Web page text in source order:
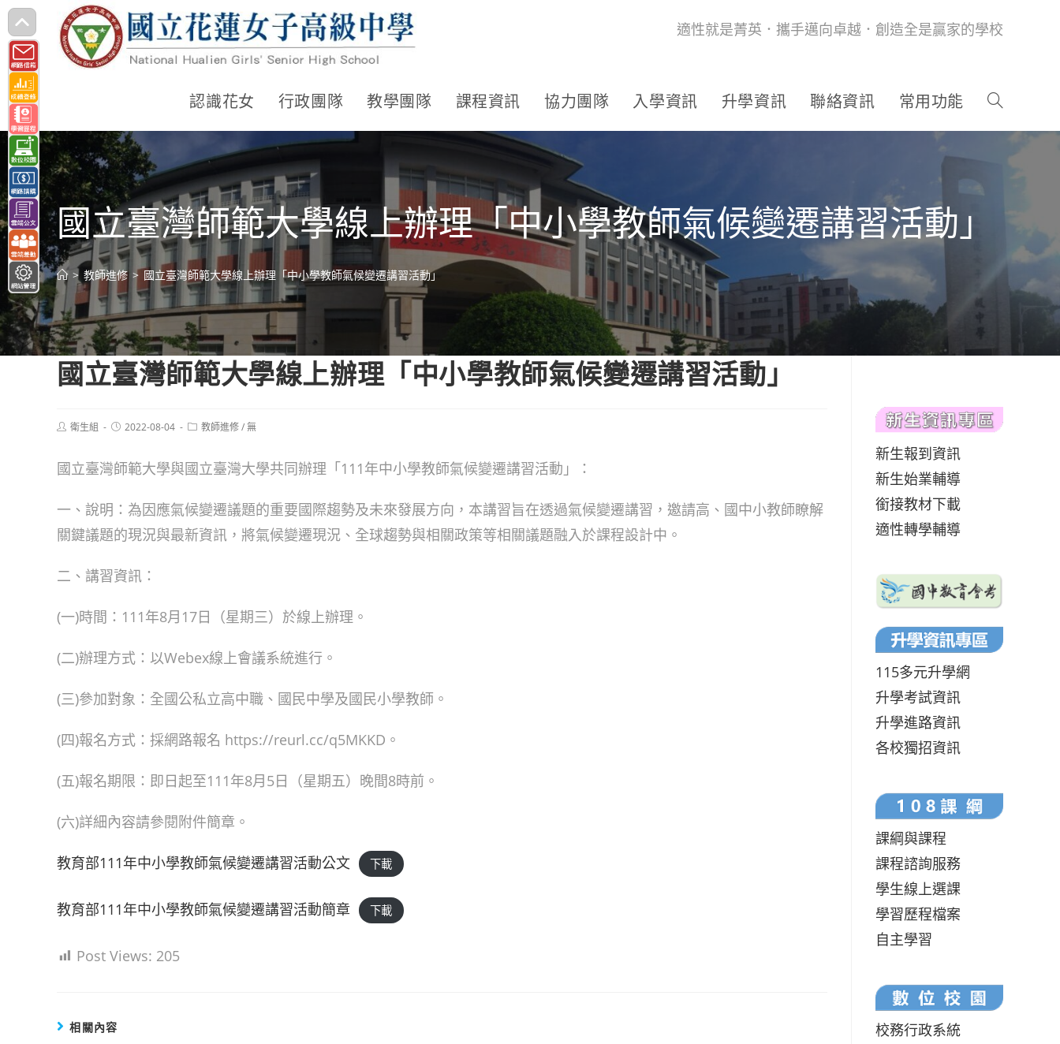
跳
轉
至
主
要
內
容
適性就是菁英．攜手邁向卓越．創造全是贏家的學校
認識花女 行政團隊 教學團隊 課程資訊 協力團隊 入學資訊 升學資訊 聯絡資訊 常用功能
國立臺灣師範大學線上辦理「中小學教師氣候變遷講習活動」
> 教師進修 > 國立臺灣師範大學線上辦理「中小學教師氣候變遷講習活動」
國立臺灣師範大學線上辦理「中小學教師氣候變遷講習活動」
Post衛生組
Post2022-08-04
Post教師進修/無
國立臺灣師範大學與國立臺灣大學共同辦理「111年中小學教師氣候變遷講習活動」：
一、說明：為因應氣候變遷議題的重要國際趨勢及未來發展方向，本講習旨在透過氣候變遷講習，邀請高、國中小教師瞭解
關鍵議題的現況與最新資訊，將氣候變遷現況、全球趨勢與相關政策等相關議題融入於課程設計中。
二、講習資訊：
(一)時間：111年8月17日（星期三）於線上辦理。
(二)辦理方式：以Webex線上會議系統進行。
(三)參加對象：全國公私立高中職、國民中學及國民小學教師。
(四)報名方式：採網路報名 https://reurl.cc/q5MKKD。
(五)報名期限：即日起至111年8月5日（星期五）晚間8時前。
(六)詳細內容請參閱附件簡章。
教育部111年中小學教師氣候變遷講習活動公文 下載
教育部111年中小學教師氣候變遷講習活動簡章 下載
Post Views: 205
相關內容
新生報到資訊
新生始業輔導
銜接教材下載
適性轉學輔導
115多元升學網
升學考試資訊
升學進路資訊
各校獨招資訊
課綱與課程
課程諮詢服務
學生線上選課
學習歷程檔案
自主學習
校務行政系統